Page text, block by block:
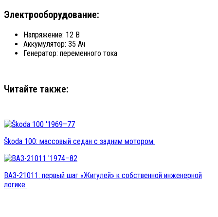
Электрооборудование:
Напряжение: 12 В
Аккумулятор: 35 Ач
Генератор: переменного тока
Читайте также:
Škoda 100: массовый седан с задним мотором.
ВАЗ-21011: первый шаг «Жигулей» к собственной инженерной
логике.